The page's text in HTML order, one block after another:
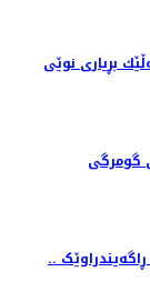
بڕیاری نوێی
گومرگی
.. پارێزگاری هەولێر دانی بە هەڵەکەی دوێنێدا نا ... ڕاگەیندراوێک